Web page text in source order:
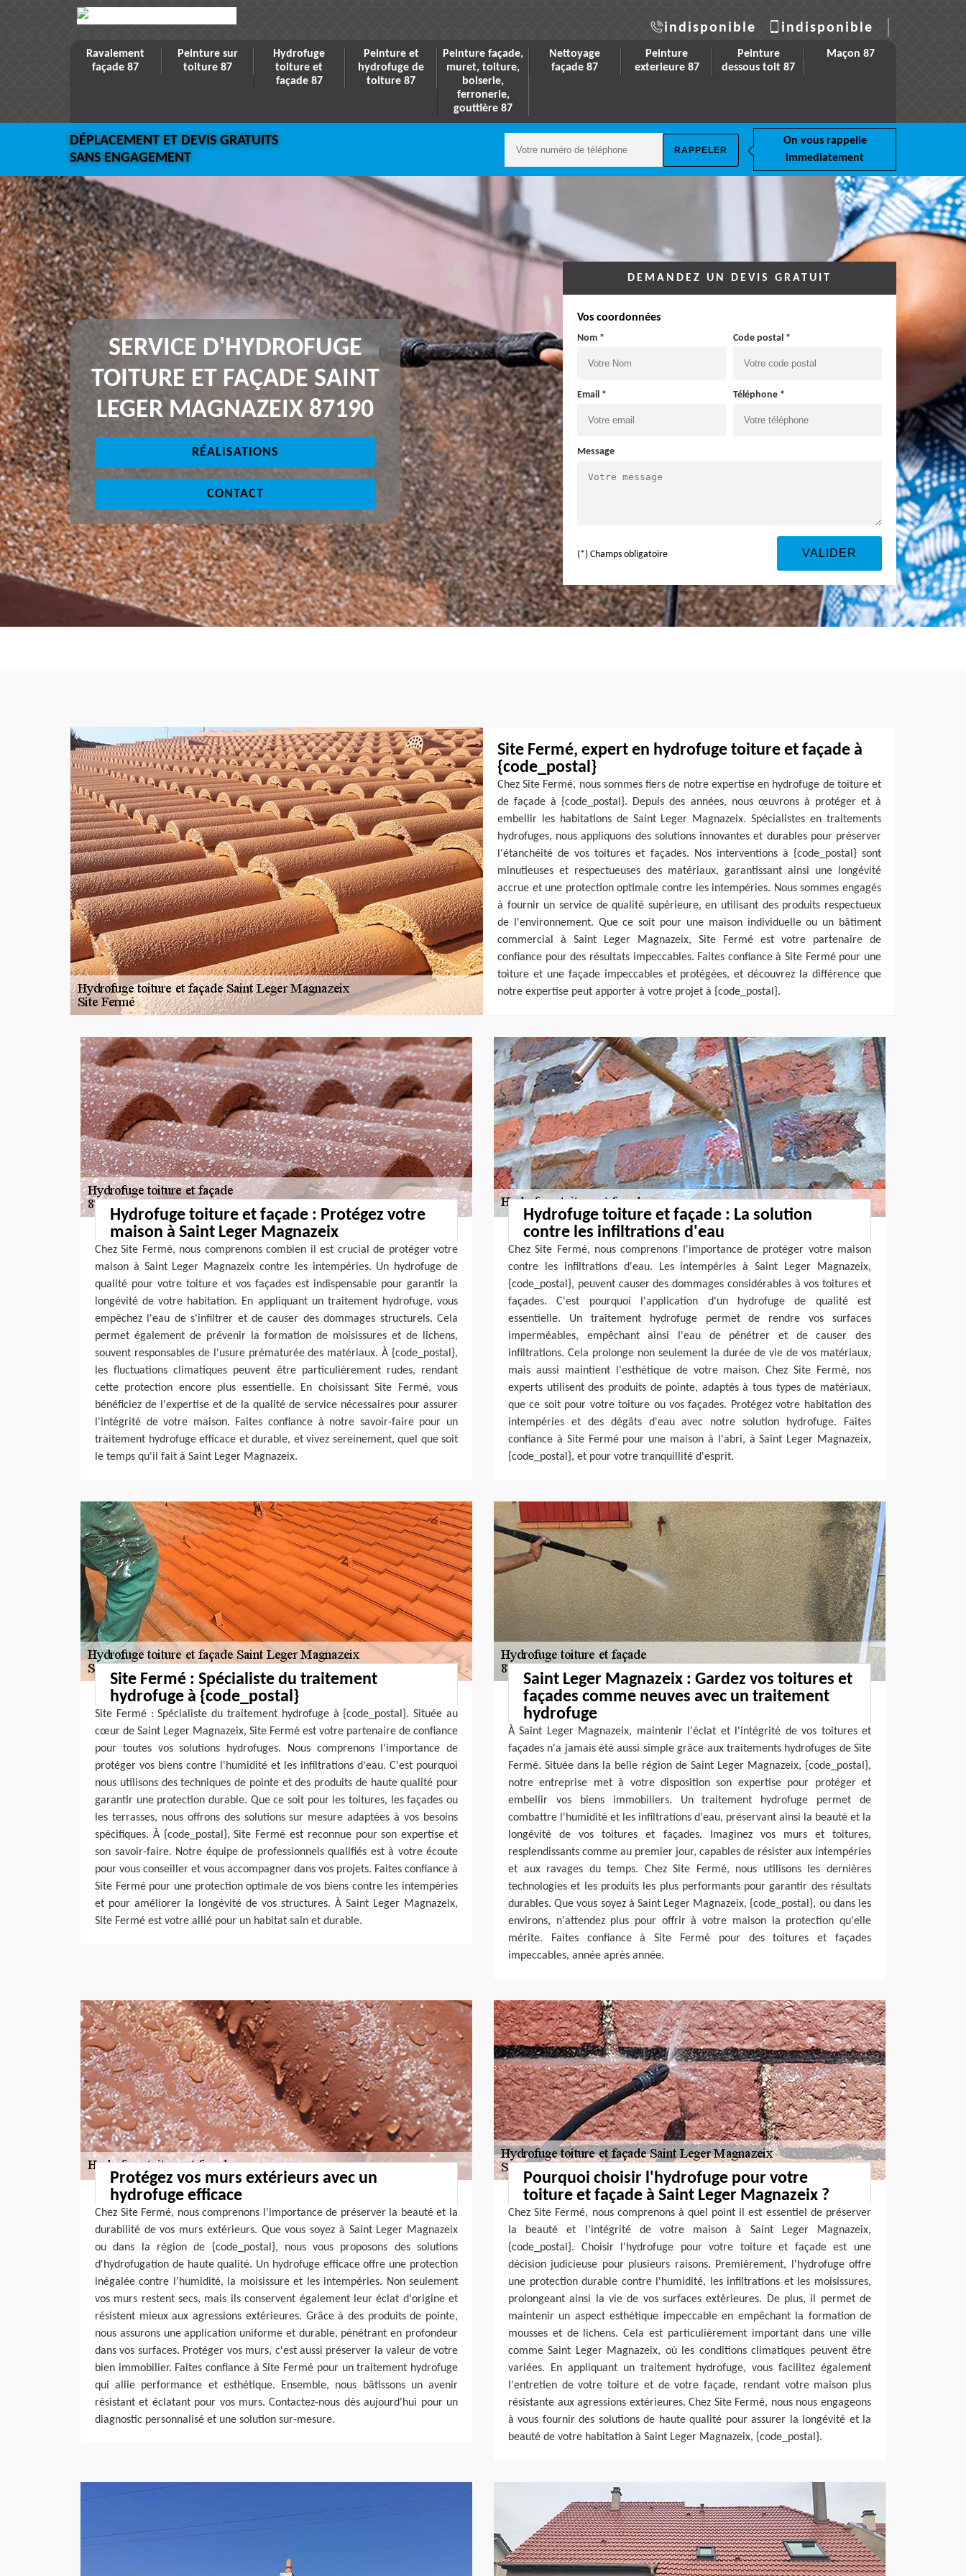
indisponible indisponible
Ravalement
façade 87
Peinture sur
toiture 87
Hydrofuge
toiture et
façade 87
Peinture et
hydrofuge de
toiture 87
Peinture façade,
muret, toiture,
boiserie,
ferronerie,
gouttière 87
Nettoyage
façade 87
Peinture
exterieure 87
Peinture
dessous toit 87
Maçon 87
DÉPLACEMENT ET DEVIS GRATUITS
SANS ENGAGEMENT
On vous rappelle
immediatement
SERVICE D'HYDROFUGE
TOITURE ET FAÇADE SAINT
LEGER MAGNAZEIX 87190
RÉALISATIONS
CONTACT
DEMANDEZ UN DEVIS GRATUIT
Vos coordonnées
Nom * Code postal *
Email * Téléphone *
Message
(*) Champs obligatoire
Site Fermé, expert en hydrofuge toiture et façade à
{code_postal}
Chez Site Fermé, nous sommes fiers de notre expertise en hydrofuge de toiture et
de façade à {code_postal}. Depuis des années, nous œuvrons à protéger et à
embellir les habitations de Saint Leger Magnazeix. Spécialistes en traitements
hydrofuges, nous appliquons des solutions innovantes et durables pour préserver
l'étanchéité de vos toitures et façades. Nos interventions à {code_postal} sont
minutieuses et respectueuses des matériaux, garantissant ainsi une longévité
accrue et une protection optimale contre les intempéries. Nous sommes engagés
à fournir un service de qualité supérieure, en utilisant des produits respectueux
de l'environnement. Que ce soit pour une maison individuelle ou un bâtiment
commercial à Saint Leger Magnazeix, Site Fermé est votre partenaire de
confiance pour des résultats impeccables. Faites confiance à Site Fermé pour une
toiture et une façade impeccables et protégées, et découvrez la différence que
notre expertise peut apporter à votre projet à {code_postal}.
Hydrofuge toiture et façade : Protégez votre
maison à Saint Leger Magnazeix
Chez Site Fermé, nous comprenons combien il est crucial de protéger votre
maison à Saint Leger Magnazeix contre les intempéries. Un hydrofuge de
qualité pour votre toiture et vos façades est indispensable pour garantir la
longévité de votre habitation. En appliquant un traitement hydrofuge, vous
empêchez l'eau de s'infiltrer et de causer des dommages structurels. Cela
permet également de prévenir la formation de moisissures et de lichens,
souvent responsables de l'usure prématurée des matériaux. À {code_postal},
les fluctuations climatiques peuvent être particulièrement rudes, rendant
cette protection encore plus essentielle. En choisissant Site Fermé, vous
bénéficiez de l'expertise et de la qualité de service nécessaires pour assurer
l'intégrité de votre maison. Faites confiance à notre savoir-faire pour un
traitement hydrofuge efficace et durable, et vivez sereinement, quel que soit
le temps qu'il fait à Saint Leger Magnazeix.
Hydrofuge toiture et façade : La solution
contre les infiltrations d'eau
Chez Site Fermé, nous comprenons l'importance de protéger votre maison
contre les infiltrations d'eau. Les intempéries à Saint Leger Magnazeix,
{code_postal}, peuvent causer des dommages considérables à vos toitures et
façades. C'est pourquoi l'application d'un hydrofuge de qualité est
essentielle. Un traitement hydrofuge permet de rendre vos surfaces
imperméables, empêchant ainsi l'eau de pénétrer et de causer des
infiltrations. Cela prolonge non seulement la durée de vie de vos matériaux,
mais aussi maintient l'esthétique de votre maison. Chez Site Fermé, nos
experts utilisent des produits de pointe, adaptés à tous types de matériaux,
que ce soit pour votre toiture ou vos façades. Protégez votre habitation des
intempéries et des dégâts d'eau avec notre solution hydrofuge. Faites
confiance à Site Fermé pour une maison à l'abri, à Saint Leger Magnazeix,
{code_postal}, et pour votre tranquillité d'esprit.
Site Fermé : Spécialiste du traitement
hydrofuge à {code_postal}
Site Fermé : Spécialiste du traitement hydrofuge à {code_postal}. Située au
cœur de Saint Leger Magnazeix, Site Fermé est votre partenaire de confiance
pour toutes vos solutions hydrofuges. Nous comprenons l'importance de
protéger vos biens contre l'humidité et les infiltrations d'eau. C'est pourquoi
nous utilisons des techniques de pointe et des produits de haute qualité pour
garantir une protection durable. Que ce soit pour les toitures, les façades ou
les terrasses, nous offrons des solutions sur mesure adaptées à vos besoins
spécifiques. À {code_postal}, Site Fermé est reconnue pour son expertise et
son savoir-faire. Notre équipe de professionnels qualifiés est à votre écoute
pour vous conseiller et vous accompagner dans vos projets. Faites confiance à
Site Fermé pour une protection optimale de vos biens contre les intempéries
et pour améliorer la longévité de vos structures. À Saint Leger Magnazeix,
Site Fermé est votre allié pour un habitat sain et durable.
Saint Leger Magnazeix : Gardez vos toitures et
façades comme neuves avec un traitement
hydrofuge
À Saint Leger Magnazeix, maintenir l'éclat et l'intégrité de vos toitures et
façades n'a jamais été aussi simple grâce aux traitements hydrofuges de Site
Fermé. Située dans la belle région de Saint Leger Magnazeix, {code_postal},
notre entreprise met à votre disposition son expertise pour protéger et
embellir vos biens immobiliers. Un traitement hydrofuge permet de
combattre l'humidité et les infiltrations d'eau, préservant ainsi la beauté et la
longévité de vos toitures et façades. Imaginez vos murs et toitures,
resplendissants comme au premier jour, capables de résister aux intempéries
et aux ravages du temps. Chez Site Fermé, nous utilisons les dernières
technologies et les produits les plus performants pour garantir des résultats
durables. Que vous soyez à Saint Leger Magnazeix, {code_postal}, ou dans les
environs, n'attendez plus pour offrir à votre maison la protection qu'elle
mérite. Faites confiance à Site Fermé pour des toitures et façades
impeccables, année après année.
Protégez vos murs extérieurs avec un
hydrofuge efficace
Chez Site Fermé, nous comprenons l'importance de préserver la beauté et la
durabilité de vos murs extérieurs. Que vous soyez à Saint Leger Magnazeix
ou dans la région de {code_postal}, nous vous proposons des solutions
d'hydrofugation de haute qualité. Un hydrofuge efficace offre une protection
inégalée contre l'humidité, la moisissure et les intempéries. Non seulement
vos murs restent secs, mais ils conservent également leur éclat d'origine et
résistent mieux aux agressions extérieures. Grâce à des produits de pointe,
nous assurons une application uniforme et durable, pénétrant en profondeur
dans vos surfaces. Protéger vos murs, c'est aussi préserver la valeur de votre
bien immobilier. Faites confiance à Site Fermé pour un traitement hydrofuge
qui allie performance et esthétique. Ensemble, nous bâtissons un avenir
résistant et éclatant pour vos murs. Contactez-nous dès aujourd'hui pour un
diagnostic personnalisé et une solution sur-mesure.
Pourquoi choisir l'hydrofuge pour votre
toiture et façade à Saint Leger Magnazeix ?
Chez Site Fermé, nous comprenons à quel point il est essentiel de préserver
la beauté et l'intégrité de votre maison à Saint Leger Magnazeix,
{code_postal}. Choisir l'hydrofuge pour votre toiture et façade est une
décision judicieuse pour plusieurs raisons. Premièrement, l'hydrofuge offre
une protection durable contre l'humidité, les infiltrations et les moisissures,
prolongeant ainsi la vie de vos surfaces extérieures. De plus, il permet de
maintenir un aspect esthétique impeccable en empêchant la formation de
mousses et de lichens. Cela est particulièrement important dans une ville
comme Saint Leger Magnazeix, où les conditions climatiques peuvent être
variées. En appliquant un traitement hydrofuge, vous facilitez également
l'entretien de votre toiture et de votre façade, rendant votre maison plus
résistante aux agressions extérieures. Chez Site Fermé, nous nous engageons
à vous fournir des solutions de haute qualité pour assurer la longévité et la
beauté de votre habitation à Saint Leger Magnazeix, {code_postal}.